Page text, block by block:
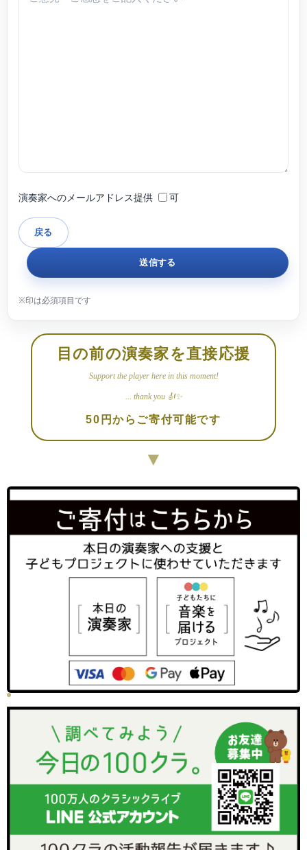
演奏家へのメールアドレス提供 可
目の前の演奏家を直接応援
Support the player here in this moment!
... thank you 🎻✨
50円からご寄付可能です
▼